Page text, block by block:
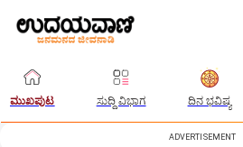
ಮುಖಪುಟ ಸುದ್ದಿ ವಿಭಾಗ ದಿನ ಭವಿಷ್ಯ
ADVERTISEMENT